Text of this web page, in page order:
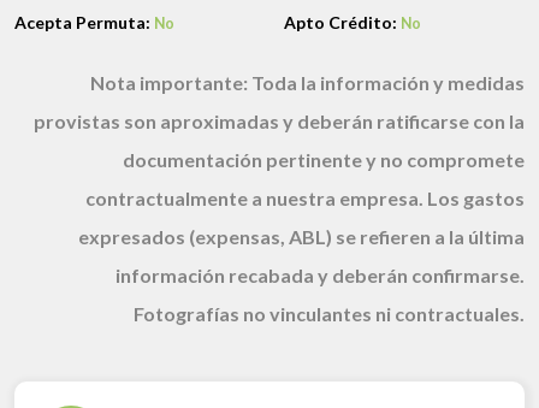
Acepta Permuta: No Apto Crédito: No
Nota importante: Toda la información y medidas
provistas son aproximadas y deberán ratificarse con la
documentación pertinente y no compromete
contractualmente a nuestra empresa. Los gastos
expresados (expensas, ABL) se refieren a la última
información recabada y deberán confirmarse.
Fotografías no vinculantes ni contractuales.